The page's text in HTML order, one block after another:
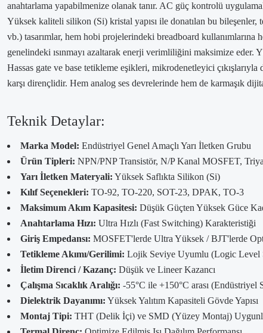
anahtarlama yapabilmenize olanak tanır. AC güç kontrolü
Yüksek kaliteli silikon (Si) kristal yapısı ile donatılan bu
vb.) tasarımlar, hem hobi projelerindeki breadboard
genelindeki ısınmayı azaltarak enerji verimliliğini maksimize eder.
Hassas gate ve base tetikleme eşikleri, mikrodenetleyici
karşı dirençlidir. Hem analog ses devrelerinde hem de karmaşık
Teknik Detaylar:
Marka Model: Endüstriyel Genel Amaçlı Yarı İletken Grubu
Ürün Tipleri: NPN/PNP Transistör, N/P Kanal MOSFET,
Yarı İletken Materyali: Yüksek Saflıkta Silikon (Si)
Kılıf Seçenekleri: TO-92, TO-220, SOT-23, DPAK, TO-3
Maksimum Akım Kapasitesi: Düşük Güçten Yüksek Güce
Anahtarlama Hızı: Ultra Hızlı (Fast Switching) Karakteristiği
Giriş Empedansı: MOSFET'lerde Ultra Yüksek / BJT'lerde
Tetikleme Akımı/Gerilimi: Lojik Seviye Uyumlu (Logic Level
İletim Direnci / Kazanç: Düşük ve Lineer Kazancı
Çalışma Sıcaklık Aralığı: -55°C ile +150°C arası (Endüstriyel
Dielektrik Dayanımı: Yüksek Yalıtım Kapasiteli Gövde Yapısı
Montaj Tipi: THT (Delik İçi) ve SMD (Yüzey Montaj)